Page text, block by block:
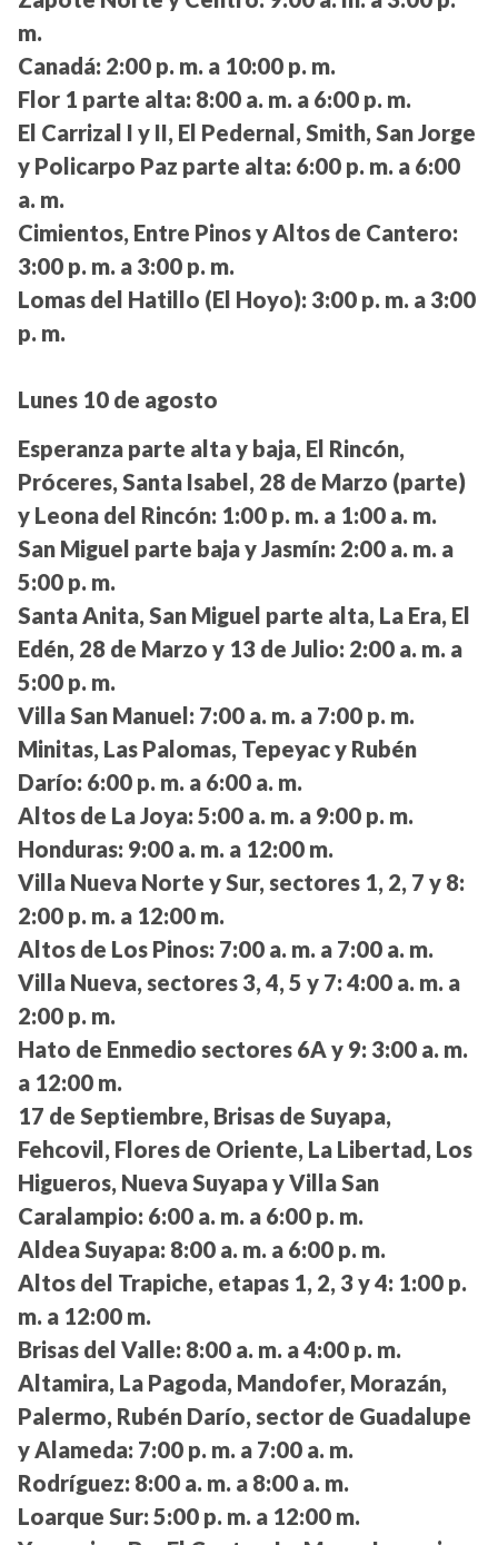
m.
Canadá: 2:00 p. m. a 10:00 p. m.
Flor 1 parte alta: 8:00 a. m. a 6:00 p. m.
El Carrizal I y II, El Pedernal, Smith, San Jorge
y Policarpo Paz parte alta: 6:00 p. m. a 6:00
a. m.
Cimientos, Entre Pinos y Altos de Cantero:
3:00 p. m. a 3:00 p. m.
Lomas del Hatillo (El Hoyo): 3:00 p. m. a 3:00
p. m.
Lunes 10 de agosto
Esperanza parte alta y baja, El Rincón,
Próceres, Santa Isabel, 28 de Marzo (parte)
y Leona del Rincón: 1:00 p. m. a 1:00 a. m.
San Miguel parte baja y Jasmín: 2:00 a. m. a
5:00 p. m.
Santa Anita, San Miguel parte alta, La Era, El
Edén, 28 de Marzo y 13 de Julio: 2:00 a. m. a
5:00 p. m.
Villa San Manuel: 7:00 a. m. a 7:00 p. m.
Minitas, Las Palomas, Tepeyac y Rubén
Darío: 6:00 p. m. a 6:00 a. m.
Altos de La Joya: 5:00 a. m. a 9:00 p. m.
Honduras: 9:00 a. m. a 12:00 m.
Villa Nueva Norte y Sur, sectores 1, 2, 7 y 8:
2:00 p. m. a 12:00 m.
Altos de Los Pinos: 7:00 a. m. a 7:00 a. m.
Villa Nueva, sectores 3, 4, 5 y 7: 4:00 a. m. a
2:00 p. m.
Hato de Enmedio sectores 6A y 9: 3:00 a. m.
a 12:00 m.
17 de Septiembre, Brisas de Suyapa,
Fehcovil, Flores de Oriente, La Libertad, Los
Higueros, Nueva Suyapa y Villa San
Caralampio: 6:00 a. m. a 6:00 p. m.
Aldea Suyapa: 8:00 a. m. a 6:00 p. m.
Altos del Trapiche, etapas 1, 2, 3 y 4: 1:00 p.
m. a 12:00 m.
Brisas del Valle: 8:00 a. m. a 4:00 p. m.
Altamira, La Pagoda, Mandofer, Morazán,
Palermo, Rubén Darío, sector de Guadalupe
y Alameda: 7:00 p. m. a 7:00 a. m.
Rodríguez: 8:00 a. m. a 8:00 a. m.
Loarque Sur: 5:00 p. m. a 12:00 m.